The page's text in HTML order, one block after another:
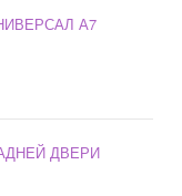
А7
ДВЕРИ